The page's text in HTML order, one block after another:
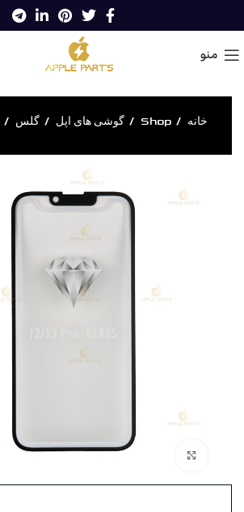
منو
خانه Shop گوشی های اپل گلس
بزرگنمایی تصویر